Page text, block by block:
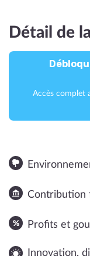
Détail de
Accès complet
Contribution
Profits et
Innovation,